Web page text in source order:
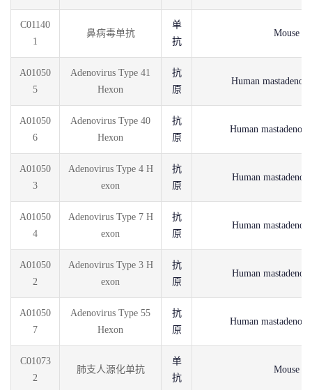
C01140
1
鼻病毒单抗
单
抗
Mouse
A01050
5
Adenovirus Type 41
Hexon
抗
原
Human
A01050
6
Adenovirus Type 40
Hexon
抗
原
Human
A01050
3
Adenovirus Type 4 H
exon
抗
原
Human
A01050
4
Adenovirus Type 7 H
exon
抗
原
Human
A01050
2
Adenovirus Type 3 H
exon
抗
原
Human
A01050
7
Adenovirus Type 55
Hexon
抗
原
Human
C01073
2
肺支人源化单抗
单
抗
Mouse